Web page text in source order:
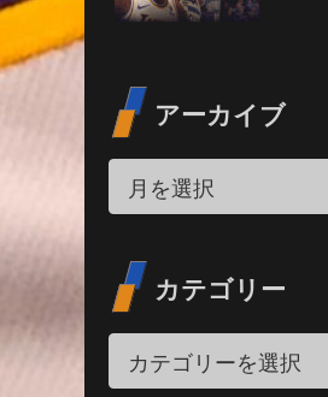
アーカイブ
カテゴリー